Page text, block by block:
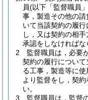
員(以下「監督職員
事，製造その他の
いて当該契約の履
し，又は契約の相
承認をしなければな
2
監督職員は，必要
契約の履行につい
る工事，製造等に
より監督をし，契
い。
3
監督職員は，監督